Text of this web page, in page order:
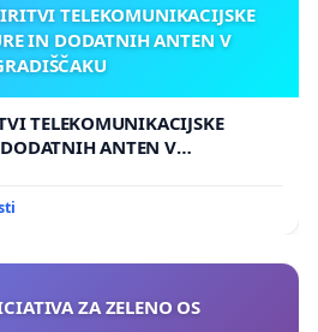
TELEKOMUNIKACIJSKE
IN DODATNIH ANTEN V
TELEKOMUNIKACIJSKE
ANTEN V
ZA ZELENO OS